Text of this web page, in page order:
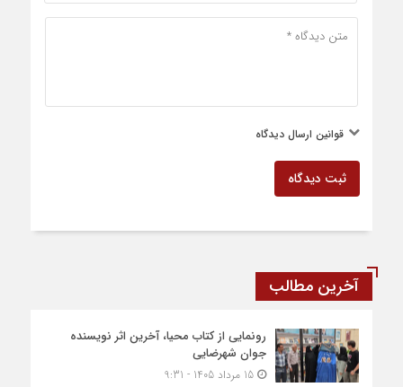
قوانین ارسال دیدگاه
ثبت دیدگاه
آخرین مطالب
رونمایی از کتاب محیا، آخرین اثر نویسنده
جوان شهرضایی
15 مرداد 1405 - 9:31